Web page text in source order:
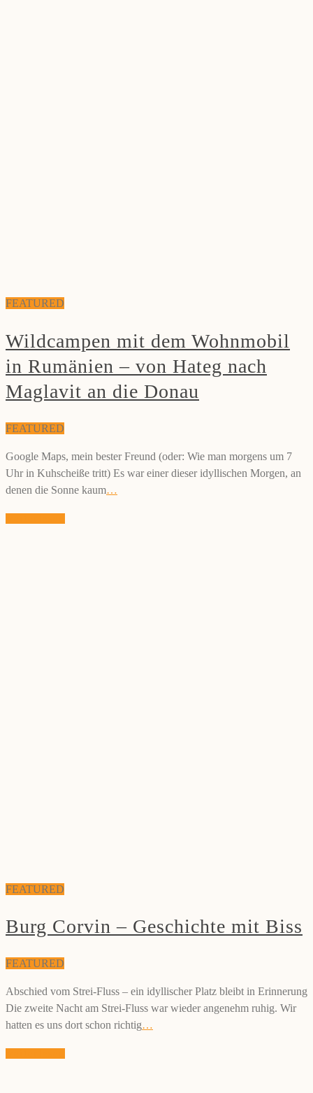
FEATURED
Wildcampen mit dem Wohnmobil
in Rumänien – von Hateg nach
Maglavit an die Donau
FEATURED
Google Maps, mein bester Freund (oder: Wie man morgens um 7
Uhr in Kuhscheiße tritt) Es war einer dieser idyllischen Morgen, an
denen die Sonne kaum…
FEATURED
Burg Corvin – Geschichte mit Biss
FEATURED
Abschied vom Strei-Fluss – ein idyllischer Platz bleibt in Erinnerung
Die zweite Nacht am Strei-Fluss war wieder angenehm ruhig. Wir
hatten es uns dort schon richtig…